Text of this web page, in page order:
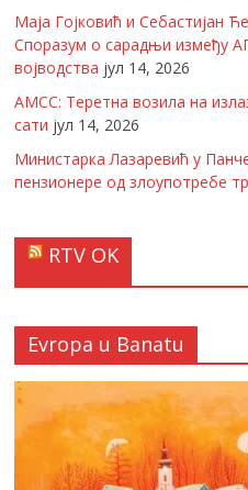
Маја Гојковић и Себастијан
Споразум о сарадњи између
војводства јул 14, 2026
АМСС: Теретна возила на
сати јул 14, 2026
Министарка Лазаревић у
пензионере од злоупотребе
RTV OK
Evropa u Banatu